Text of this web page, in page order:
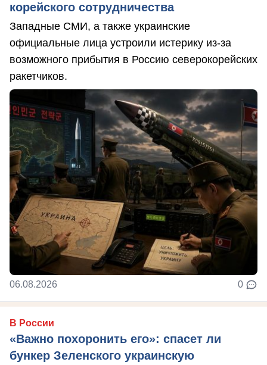
корейского сотрудничества
Западные СМИ, а также украинские
официальные лица устроили истерику из-за
возможного прибытия в Россию северокорейских
ракетчиков.
06.08.2026 0
В России
«Важно похоронить его»: спасет ли
бункер Зеленского украинскую